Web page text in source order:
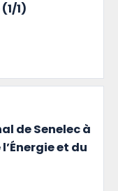
1)
de Senelec à
et du